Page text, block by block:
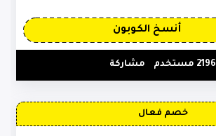
أنسخ الكوبون
2196 مستخدم مشاركة
خصم فعال